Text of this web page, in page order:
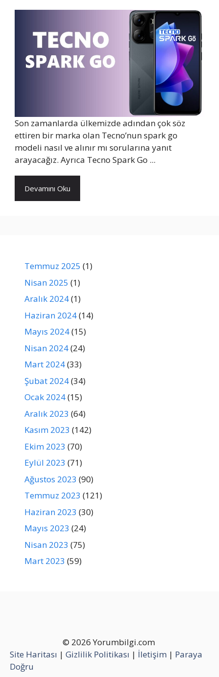
Son zamanlarda ülkemizde adından çok söz
ettiren bir marka olan Tecno’nun spark go
modeli nasıl ve alınır mı sorularına yanıt
arayacağız. Ayrıca Tecno Spark Go ...
Devamını Oku
Temmuz 2025 (1)
Nisan 2025 (1)
Aralık 2024(1)
Haziran 2024(14)
Mayıs 2024(15)
Nisan 2024(24)
Mart 2024(33)
Şubat 2024(34)
Ocak 2024(15)
Aralık 2023 (64)
Kasım 2023 (142)
Ekim 2023 (70)
Eylül 2023 (71)
Ağustos 2023 (90)
Temmuz 2023 (121)
Haziran 2023 (30)
Mayıs 2023 (24)
Nisan 2023 (75)
Mart 2023 (59)
© 2026 Yorumbilgi.com
Site Haritası | Gizlilik Politikası | İletişim | Paraya
Doğru